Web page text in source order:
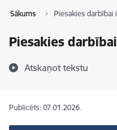
Sākums Piesakies darbībai
Piesakies
Atskaņot tekstu
Publicēts: 07.01.2026.